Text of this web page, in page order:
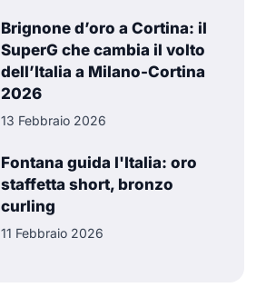
Brignone d’oro a Cortina: il
SuperG che cambia il volto
dell’Italia a Milano-Cortina
2026
13 Febbraio 2026
Fontana guida l'Italia: oro
staffetta short, bronzo
curling
11 Febbraio 2026